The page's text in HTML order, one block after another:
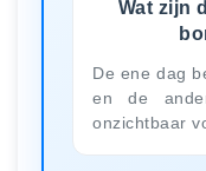
Wat zijn
De ene dag
en de
onzichtbaar